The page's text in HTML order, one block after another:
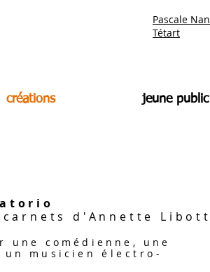
Pascale
Tétart
créations jeune public
d'Annette
une comédienne, une
un musicien électro-